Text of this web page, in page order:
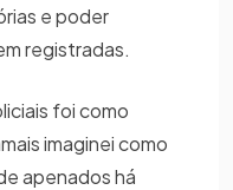
e poder
registradas.
foi como
imaginei como
apenados há